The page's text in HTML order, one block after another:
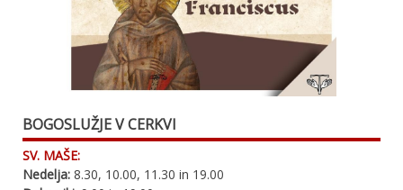
BOGOSLUŽJE V CERKVI
SV. MAŠE:
Nedelja: 8.30, 10.00, 11.30 in 19.00